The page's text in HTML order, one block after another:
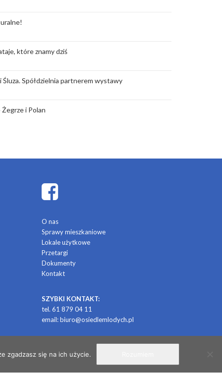
które znamy dziś
Spółdzielnia partnerem wystawy
i Polan
O nas
Sprawy mieszkaniowe
Lokale użytkowe
Przetargi
Dokumenty
Kontakt
SZYBKI KONTAKT:
tel. 61 879 04 11
email:biuro@osiedlemlodych.pl
zgadzasz się na ich użycie.